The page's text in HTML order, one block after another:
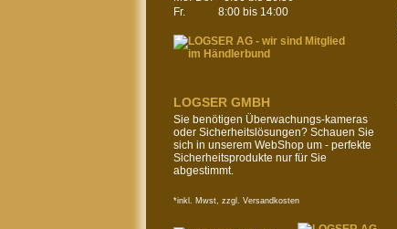
Fr. 8:00 bis 14:00
LOGSER GMBH
Sie benötigen Überwachungs-kameras
oder Sicherheitslösungen? Schauen Sie
sich in unserem WebShop um - perfekte
Sicherheitsprodukte nur für Sie
abgestimmt.
*inkl. Mwst, zzgl. Versandkosten